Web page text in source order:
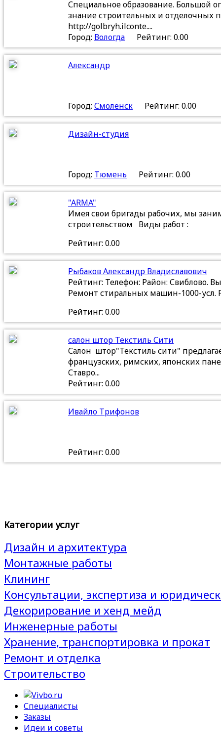
Специальное образование. Большой
знание строительных и отделочных
http://golbryh.ilconte....
Город: Вологда Рейтинг: 0.00
Александр
Город: Смоленск Рейтинг: 0.00
Дизайн-студия
Город: Тюмень Рейтинг: 0.00
"ARMA"
Имея свои бригады рабочих, мы
строительством Виды работ :
Рейтинг: 0.00
Рыбаков Александр Владиславович
Рейтинг: Телефон: Район: Свиблово.
Ремонт стиральных машин-1000-усл.
Рейтинг: 0.00
салон штор Текстиль Сити
Салон штор"Текстиль сити"
французcких, римских, японских
Ставро...
Рейтинг: 0.00
Ивайло Трифонов
Рейтинг: 0.00
Категории услуг
Дизайн и архитектура
Монтажные работы
Клининг
Консультации, экспертиза и
Декорирование и хенд мейд
Инженерные работы
Хранение, транспортировка и прокат
Ремонт и отделка
Строительство
Специалисты
Заказы
Идеи и советы